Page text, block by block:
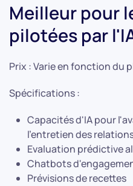
Meilleur pour
pilotées par
Prix : Varie en fonction du
Spécifications :
Capacités d'IA pour
l'entretien des
Evaluation prédictive
Chatbots
Prévisions de recettes